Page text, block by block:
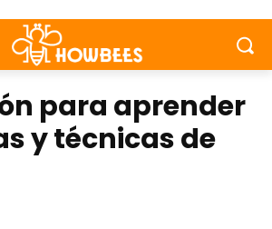
para aprender
y técnicas de